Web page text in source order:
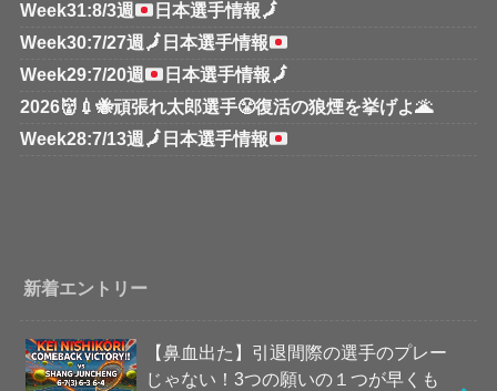
Week31:8/3週 日本選手情報🗾
Week30:7/27週 🗾 日本選手情報
Week29:7/20週
日本選手情報🗾
2026👹💉🐝頑張れ太郎選手😤復活の狼煙を挙げよ🌋
Week28:7/13週 🗾 日本選手情報
新着エントリー
【鼻血出た】引退間際の選手のプレー
じゃない！3つの願いの１つが早くも